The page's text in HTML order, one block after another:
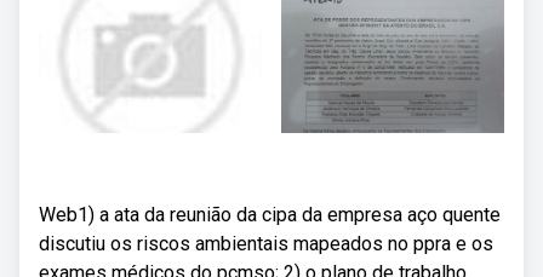
Web1) a ata da reunião da cipa da empresa aço quente
discutiu os riscos ambientais mapeados no ppra e os